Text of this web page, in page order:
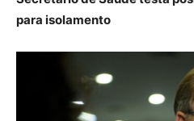
para isolamento